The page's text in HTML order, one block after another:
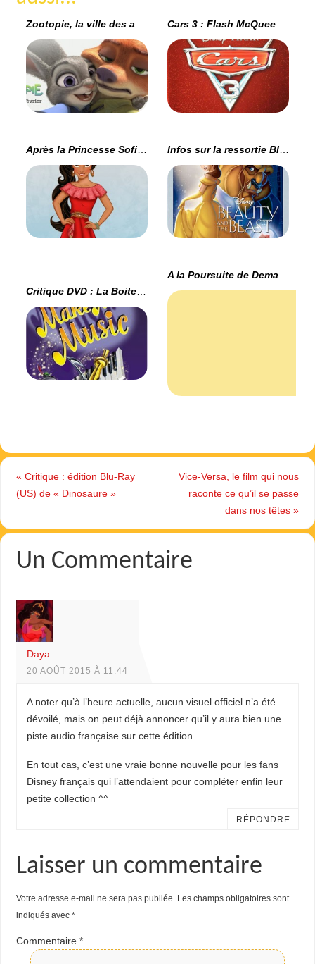
Après la Princesse Sofia, voici la Princesse Elena !
Critique DVD : La Boite à Musique (zone 1)
« Critique : édition Blu-Ray
(US) de « Dinosaure »
Vice-Versa, le film qui nous
raconte ce qu’il se passe
dans nos têtes»
Un Commentaire
Daya
20 AOÛT 2015 À 11:44
A noter qu’à l’heure actuelle, aucun visuel officiel n’a été
dévoilé, mais on peut déjà annoncer qu’il y aura bien une
piste audio française sur cette édition.
En tout cas, c’est une vraie bonne nouvelle pour les fans
Disney français qui l’attendaient pour compléter enfin leur
petite collection ^^
RÉPONDRE
Laisser un commentaire
Votre adresse e-mail ne sera pas publiée. Les champs obligatoires sont
indiqués avec *
Commentaire *